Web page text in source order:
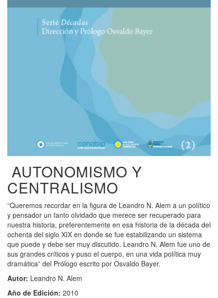
AUTONOMISMO Y
CENTRALISMO
“Queremos recordar en la figura de Leandro N. Alem a un político
y pensador un tanto olvidado que merece ser recuperado para
nuestra historia, preferentemente en esa historia de la década del
ochenta del siglo XIX en donde se fue estabilizando un sistema
que puede y debe ser muy discutido. Leandro N. Alem fue uno de
sus grandes críticos y puso el cuerpo, en una vida política muy
dramática” del Prólogo escrito por Osvaldo Bayer.
Autor: Leandro N. Alem
Año de Edición: 2010